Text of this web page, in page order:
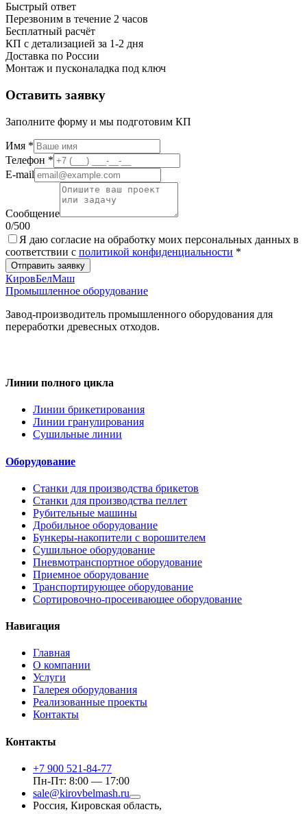
Быстрый ответ
Перезвоним в течение 2 часов
Бесплатный расчёт
КП с детализацией за 1-2 дня
Доставка по России
Монтаж и пусконаладка под ключ
Оставить заявку
Заполните форму и мы подготовим КП
Имя *
Телефон *
E-mail
Сообщение
0/500
Я даю согласие на обработку моих персональных данных в
соответствии с политикой конфиденциальности *
Отправить заявку
КировБелМаш
Промышленное оборудование
Завод-производитель промышленного оборудования для
переработки древесных отходов.
Линии полного цикла
Линии брикетирования
Линии гранулирования
Сушильные линии
Оборудование
Станки для производства брикетов
Станки для производства пеллет
Рубительные машины
Дробильное оборудование
Бункеры-накопители с ворошителем
Сушильное оборудование
Пневмотранспортное оборудование
Приемное оборудование
Транспортирующее оборудование
Сортировочно-просеивающее оборудование
Навигация
Главная
О компании
Услуги
Галерея оборудования
Реализованные проекты
Контакты
Контакты
+7 900 521-84-77
Пн-Пт: 8:00 — 17:00
sale@kirovbelmash.ru
Россия, Кировская область,